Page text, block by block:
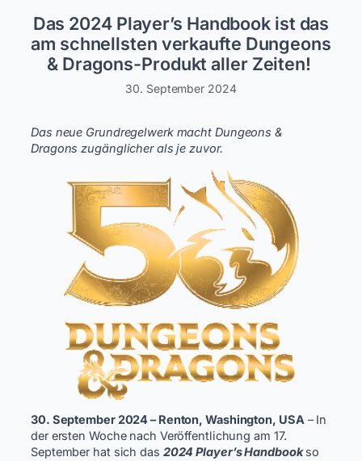
Das 2024 Player’s Handbook ist das
am schnellsten verkaufte Dungeons
& Dragons-Produkt aller Zeiten!
30. September 2024
Das neue Grundregelwerk macht Dungeons &
Dragons zugänglicher als je zuvor.
30. September 2024 – Renton, Washington, USA– In
der ersten Woche nach Veröffentlichung am 17.
September hat sich das 2024 Player’s Handbookso